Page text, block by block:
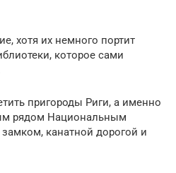
хотя их немного портит
которое сами
пригороды Риги, а именно
рядом Национальным
канатной дорогой и